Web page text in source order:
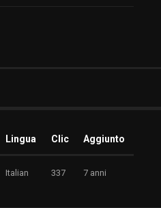
Lingua Clic Aggiunto
Italian 337 7 anni